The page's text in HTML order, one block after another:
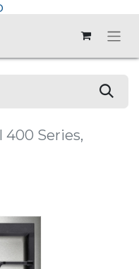
400 Series,